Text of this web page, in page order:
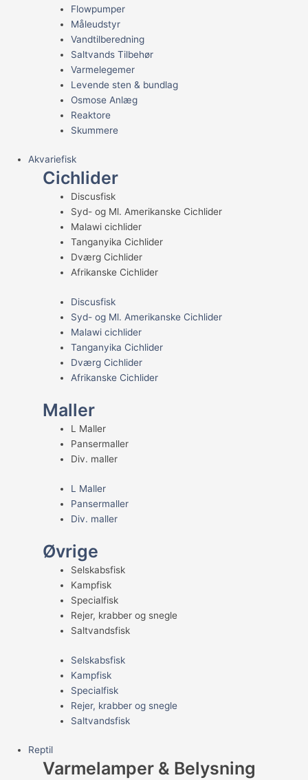
Flowpumper
Måleudstyr
Vandtilberedning
Saltvands Tilbehør
Varmelegemer
Levende sten & bundlag
Osmose Anlæg
Reaktore
Skummere
Akvariefisk
Cichlider
Discusfisk
Syd- og Ml. Amerikanske Cichlider
Malawi cichlider
Tanganyika Cichlider
Dværg Cichlider
Afrikanske Cichlider
Discusfisk
Syd- og Ml. Amerikanske Cichlider
Malawi cichlider
Tanganyika Cichlider
Dværg Cichlider
Afrikanske Cichlider
Maller
L Maller
Pansermaller
Div. maller
L Maller
Pansermaller
Div. maller
Øvrige
Selskabsfisk
Kampfisk
Specialfisk
Rejer, krabber og snegle
Saltvandsfisk
Selskabsfisk
Kampfisk
Specialfisk
Rejer, krabber og snegle
Saltvandsfisk
Reptil
Varmelamper & Belysning